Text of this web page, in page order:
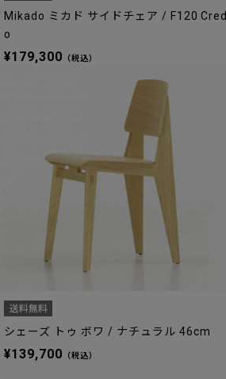
Mikado ミカド サイドチェア / F120 Cred
o
¥179,300 （税込）
シェーズ トゥ ボワ / ナチュラル 46cm
¥139,700 （税込）